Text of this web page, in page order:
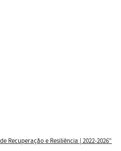
e Resiliência | 2022-2026"